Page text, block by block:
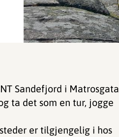
Sandefjord i Matrosgata
ta det som en tur, jogge
er tilgjengelig i hos